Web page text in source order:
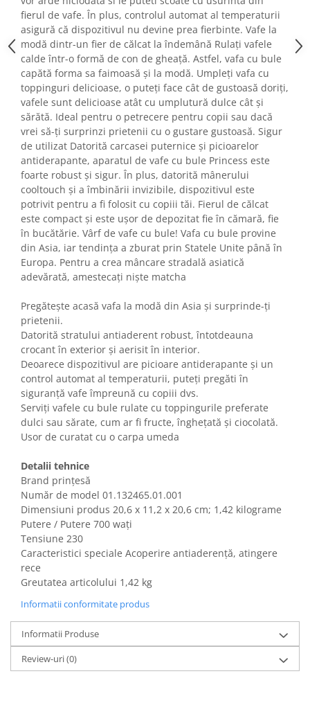
Gaming, Carti & Birotica
Birotica & Papetarie
Console, Jocuri & Accesorii
Ingrijire personala & Cosmetice
Accesorii aparate de ras electrice
Accesorii aparate hair styling
Aparate & Accesorii ingrijire
personala
Aparate cosmetice
Articole Sanatate si Wellness
Consumabile sanitare
Cosmetice si produse ingrijire
personala
Igiena dentara
Jucarii, Copii & Bebe
Camera copilului
Hrana bebelusi
Igiena si ingrijire
Jucarii si Jocuri
Maternitate
Petshop
Accesorii animale de companie
Acvaristica
Castroane si adapatori animale
Igiena animale de companie
Mobila si transport animale de
companie
Zgarzi, lese si hamuri
PC, Periferice & Software
Componente PC
Desktop PC & Monitoare
Imprimante, Scanere &
Consumabile
Periferice PC
Retelistica & Supraveghere
Servere, Componente & UPS
Telecomenzi garaj
Sport & Activitati in aer liber
fierul de vafe. În plus, controlul automat al temperaturii
asigură că dispozitivul nu devine prea fierbinte. Vafe la
modă dintr-un fier de călcat la îndemână Rulați vafele
calde într-o formă de con de gheață. Astfel, vafa cu bule
capătă forma sa faimoasă și la modă. Umpleți vafa cu
toppinguri delicioase, o puteți face cât de gustoasă doriți,
vafele sunt delicioase atât cu umplutură dulce cât și
sărătă. Ideal pentru o petrecere pentru copii sau dacă
vrei să-ți surprinzi prietenii cu o gustare gustoasă. Sigur
de utilizat Datorită carcasei puternice și picioarelor
antiderapante, aparatul de vafe cu bule Princess este
foarte robust și sigur. În plus, datorită mânerului
cooltouch și a îmbinării invizibile, dispozitivul este
potrivit pentru a fi folosit cu copiii tăi. Fierul de călcat
este compact și este ușor de depozitat fie în cămară, fie
în bucătărie. Vârf de vafe cu bule! Vafa cu bule provine
din Asia, iar tendința a zburat prin Statele Unite până în
Europa. Pentru a crea mâncare stradală asiatică
adevărată, amestecați niște matcha
Pregătește acasă vafa la modă din Asia și surprinde-ți
prietenii.
Datorită stratului antiaderent robust, întotdeauna
crocant în exterior și aerisit în interior.
Deoarece dispozitivul are picioare antiderapante și un
control automat al temperaturii, puteți pregăti în
siguranță vafe împreună cu copiii dvs.
Serviți vafele cu bule rulate cu toppingurile preferate
dulci sau sărate, cum ar fi fructe, înghețată și ciocolată.
Usor de curatat cu o carpa umeda
Detalii tehnice
Brand prințesă
Număr de model ‎01.132465.01.001
Dimensiuni produs ‎20,6 x 11,2 x 20,6 cm; 1,42 kilograme
Putere / Putere 700 wați
Tensiune 230
Caracteristici speciale Acoperire antiaderență, atingere
rece
Greutatea articolului 1,42 kg
Informatii conformitate produs
Informatii Produse
Review-uri(0)